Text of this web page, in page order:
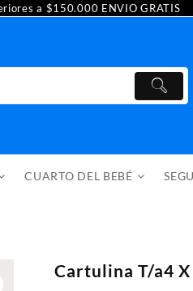
a $150.000 ENVIO GRATIS
CUARTO DEL BEBÉ
Cartulina T/a4